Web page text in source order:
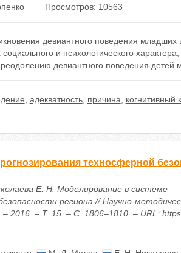
Просмотров: 10563
девиантного поведения
и психологического
девиантного поведения детей
адекватность, причина когнитивный
техносферной
Е. Н. Моделирование в системе
региона // Научно-
2016. – Т. 15. – С. 1806–1810. – URL: